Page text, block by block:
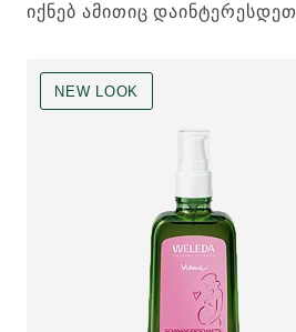
ᲘᲥᲜᲔᲑ ᲐᲛᲘᲗᲘᲪ ᲓᲐᲘᲜᲢᲔᲠᲔᲡᲓᲔᲗ
NEW LOOK